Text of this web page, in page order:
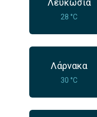
Λευκωσία
28 °C
Λάρνακα
30 °C